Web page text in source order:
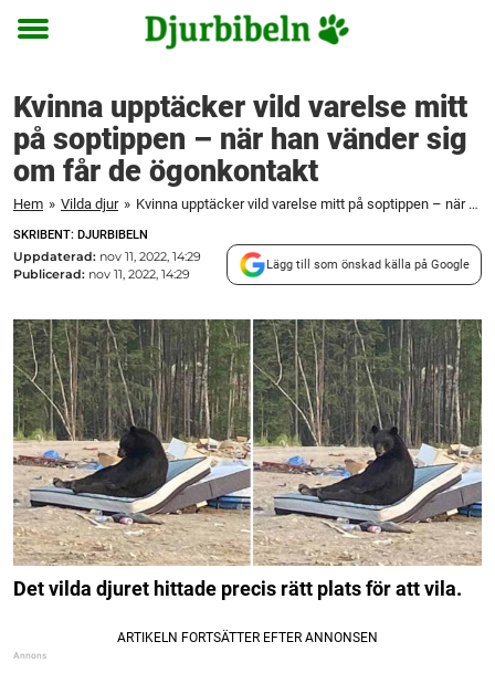
Toggle
Kvinna upptäcker vild varelse mitt
på soptippen – när han vänder sig
om får de ögonkontakt
Hem » Vilda djur » Kvinna upptäcker vild varelse mitt på soptippen – när han vänder sig om får de ögonkontakt
SKRIBENT: DJURBIBELN
Uppdaterad: nov 11, 2022, 14:29
Publicerad: nov 11, 2022, 14:29
Lägg till som önskad källa på Google
Det vilda djuret hittade precis rätt plats för att vila.